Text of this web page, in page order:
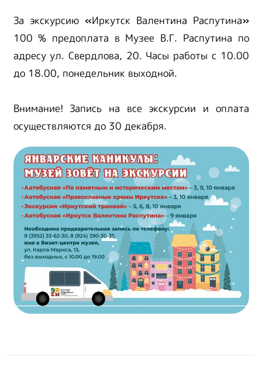
За экскурсию «Иркутск Валентина Распутина»
100 % предоплата в Музее В.Г. Распутина по
адресу ул. Свердлова, 20. Часы работы с 10.00
до 18.00, понедельник выходной.
Внимание! Запись на все экскурсии и оплата
осуществляются до 30 декабря.